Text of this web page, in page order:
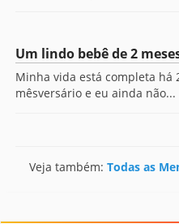
Um lindo bebê de 2
Minha vida está completa há
mêsversário e eu ainda não...
Veja também: Todas as